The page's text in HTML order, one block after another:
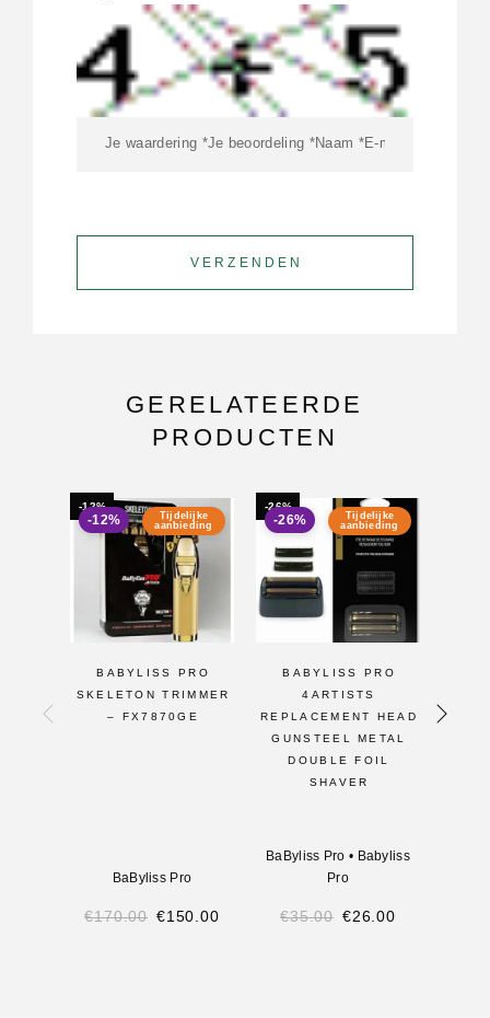
GERELATEERDE
PRODUCTEN
-12%
Tijdelijke
aanbieding
-12%
BABYLISS PRO
SKELETON TRIMMER
– FX7870GE
BaByliss Pro
€170.00 €150.00
-26%
Tijdelijke
aanbieding
-26%
BABYLISS PRO
4ARTISTS
REPLACEMENT HEAD
GUNSTEEL METAL
DOUBLE FOIL
SHAVER
BaByliss Pro • Babyliss
Pro
€35.00 €26.00